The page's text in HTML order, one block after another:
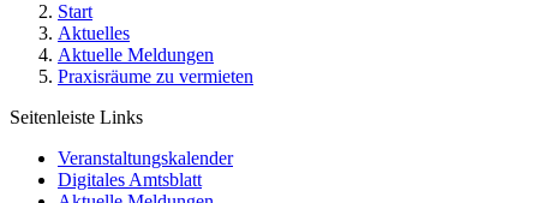
Start
Aktuelles
Aktuelle Meldungen
Praxisräume zu vermieten
Seitenleiste Links
Veranstaltungskalender
Digitales Amtsblatt